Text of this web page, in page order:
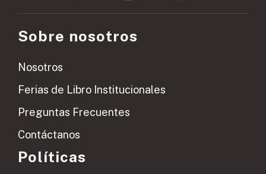
Sobre nosotros
Nosotros
Ferias de Libro Institucionales
Preguntas Frecuentes
Contáctanos
Políticas